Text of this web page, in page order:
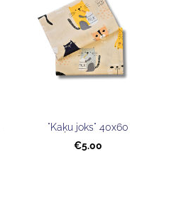
"Kaķu joks" 40x60
€5.00